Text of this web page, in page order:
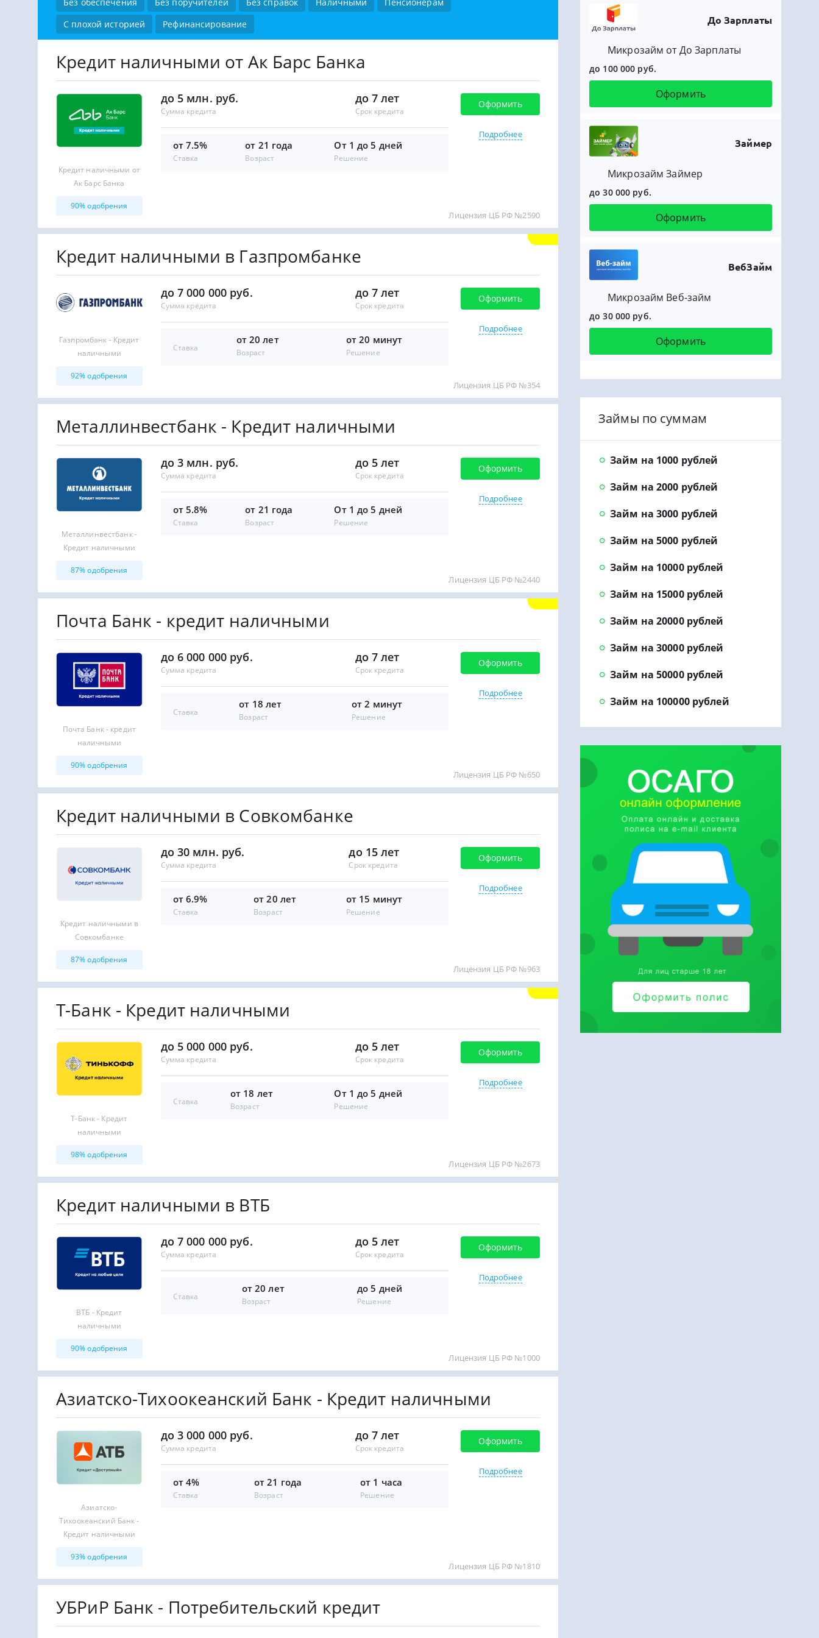
С плохой историей
Рефинансирование
Кредит наличными от Ак Барс Банка
Кредит наличными от
Ак Барс Банка
90% одобрения
до 5 млн. руб.
Сумма кредита
до 7 лет
Срок кредита
от 7.5%
Ставка
от 21 года
Возраст
От 1 до 5 дней
Решение
Оформить
Подробнее
Лицензия ЦБ РФ №2590
Кредит наличными в Газпромбанке
Газпромбанк - Кредит
наличными
92% одобрения
до 7 000 000 руб.
Сумма кредита
до 7 лет
Срок кредита
Ставка
от 20 лет
Возраст
от 20 минут
Решение
Оформить
Подробнее
Лицензия ЦБ РФ №354
Металлинвестбанк - Кредит наличными
Металлинвестбанк -
Кредит наличными
87% одобрения
до 3 млн. руб.
Сумма кредита
до 5 лет
Срок кредита
от 5.8%
Ставка
от 21 года
Возраст
От 1 до 5 дней
Решение
Оформить
Подробнее
Лицензия ЦБ РФ №2440
Почта Банк - кредит наличными
Почта Банк - кредит
наличными
90% одобрения
до 6 000 000 руб.
Сумма кредита
до 7 лет
Срок кредита
Ставка
от 18 лет
Возраст
от 2 минут
Решение
Оформить
Подробнее
Лицензия ЦБ РФ №650
Кредит наличными в Совкомбанке
Кредит наличными в
Совкомбанке
87% одобрения
до 30 млн. руб.
Сумма кредита
до 15 лет
Срок кредита
от 6.9%
Ставка
от 20 лет
Возраст
от 15 минут
Решение
Оформить
Подробнее
Лицензия ЦБ РФ №963
Т-Банк - Кредит наличными
Т-Банк - Кредит
наличными
98% одобрения
до 5 000 000 руб.
Сумма кредита
до 5 лет
Срок кредита
Ставка
от 18 лет
Возраст
От 1 до 5 дней
Решение
Оформить
Подробнее
Лицензия ЦБ РФ №2673
Кредит наличными в ВТБ
ВТБ - Кредит
наличными
90% одобрения
до 7 000 000 руб.
Сумма кредита
до 5 лет
Срок кредита
Ставка
от 20 лет
Возраст
до 5 дней
Решение
Оформить
Подробнее
Лицензия ЦБ РФ №1000
Азиатско-Тихоокеанский Банк - Кредит наличными
Азиатско-
Тихоокеанский Банк -
Кредит наличными
93% одобрения
до 3 000 000 руб.
Сумма кредита
до 7 лет
Срок кредита
от 4%
Ставка
от 21 года
Возраст
от 1 часа
Решение
Оформить
Подробнее
Лицензия ЦБ РФ №1810
УБРиР Банк - Потребительский кредит
До Зарплаты
Микрозайм от До Зарплаты
до 100 000 руб.
Оформить
Займер
Микрозайм Займер
до 30 000 руб.
Оформить
ВебЗайм
Микрозайм Веб-займ
до 30 000 руб.
Оформить
Займы по суммам
Займ на 1000 рублей
Займ на 2000 рублей
Займ на 3000 рублей
Займ на 5000 рублей
Займ на 10000 рублей
Займ на 15000 рублей
Займ на 20000 рублей
Займ на 30000 рублей
Займ на 50000 рублей
Займ на 100000 рублей